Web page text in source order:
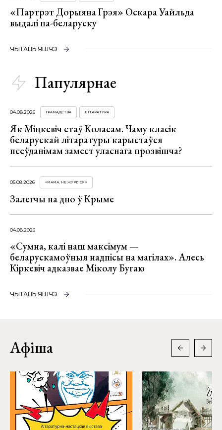
«Партрэт Дорыяна Грэя» Оскара Уайльда
выдалі па-беларуску
ЧЫТАЦЬ ЯШЧЭ
Папулярнае
04.08.2026 ГРАМАДСТВА ЛІТАРАТУРА
Як Міцкевіч стаў Коласам. Чаму класік
беларускай літаратуры карыстаўся
псеўданімам замест уласнага прозвішча?
05.08.2026 «МАМА, НЕ ЖУРЫСЯ!»
Залегчы на дно ў Крыме
04.08.2026
«Сумна, калі наш максімум —
беларускамоўныя надпісы на магілах». Алесь
Кіркевіч адказвае Міколу Бугаю
ЧЫТАЦЬ ЯШЧЭ
Афіша